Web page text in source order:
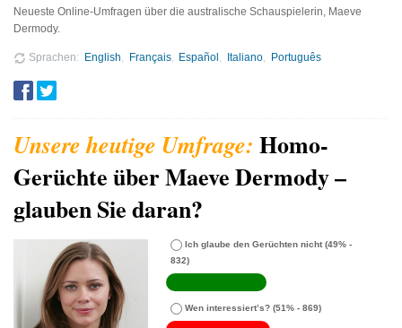
Neueste Online-Umfragen über die australische Schauspielerin, Maeve
Dermody.
Sprachen English Français Español Italiano Português
Homo-
Gerüchte über Maeve Dermody –
glauben Sie daran?
Ich glaube den Gerüchten nicht (49% -
832)
Wen interessiert’s? (51% - 869)